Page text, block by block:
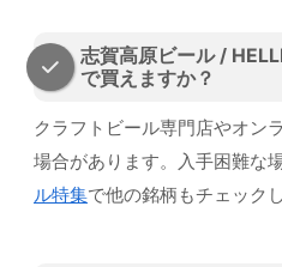
志賀高原ビール /
で買えますか？
クラフトビール専門店やオン
場合があります。入手困難な
ル特集で他の銘柄もチェック